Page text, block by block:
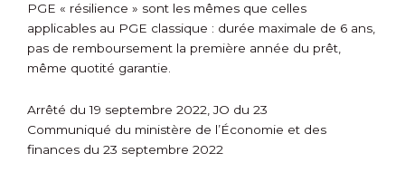
PGE « résilience » sont les mêmes que celles
applicables au PGE classique : durée maximale de 6 ans,
pas de remboursement la première année du prêt,
même quotité garantie.
Arrêté du 19 septembre 2022, JO du 23
Communiqué du ministère de l’Économie et des
finances du 23 septembre 2022